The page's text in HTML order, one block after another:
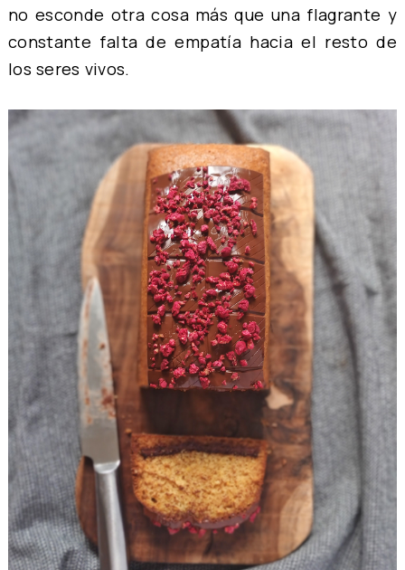
no esconde otra cosa más que una flagrante y
constante falta de empatía hacia el resto de
los seres vivos.